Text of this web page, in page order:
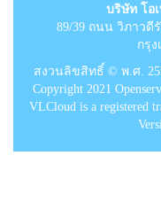
บริษัท โอ
89/39 ถนน วิภาวดี
กรุ
สงวนลิขสิทธิ์ © พ.ศ.
Copyright 2021
VLCloud is a registered